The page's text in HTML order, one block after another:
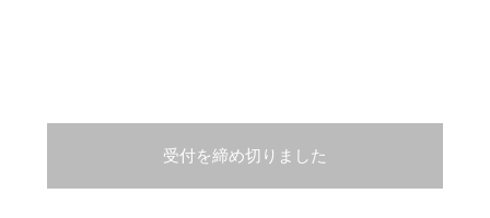
受付を締め切りました